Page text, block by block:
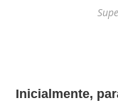
Inicialmente,